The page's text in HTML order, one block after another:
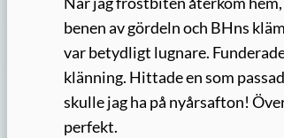
benen av gördeln och BHns
var betydligt lugnare.
klänning. Hittade en som
skulle jag ha på nyårsafton!
perfekt.